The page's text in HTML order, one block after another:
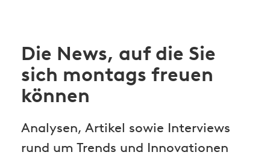
Die News, auf die Sie
sich montags freuen
können
Analysen, Artikel sowie Interviews
rund um Trends und Innovationen